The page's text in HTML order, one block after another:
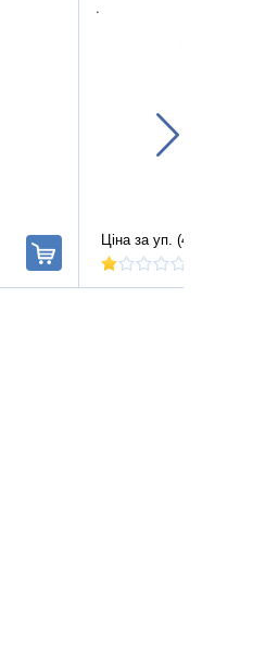
В
корзину
.
Ціна за уп. (4 шт.)